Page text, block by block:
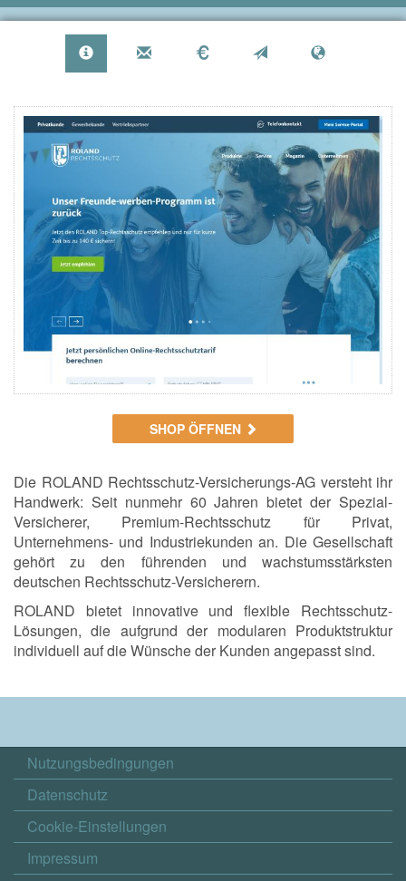
SHOP ÖFFNEN
Die ROLAND Rechtsschutz-Versicherungs-AG versteht ihr
Handwerk: Seit nunmehr 60 Jahren bietet der Spezial-
Versicherer, Premium-Rechtsschutz für Privat,
Unternehmens- und Industriekunden an. Die Gesellschaft
gehört zu den führenden und wachstumsstärksten
deutschen Rechtsschutz-Versicherern.
ROLAND bietet innovative und flexible Rechtsschutz-
Lösungen, die aufgrund der modularen Produktstruktur
individuell auf die Wünsche der Kunden angepasst sind.
Nutzungsbedingungen
Datenschutz
Cookie-Einstellungen
Impressum